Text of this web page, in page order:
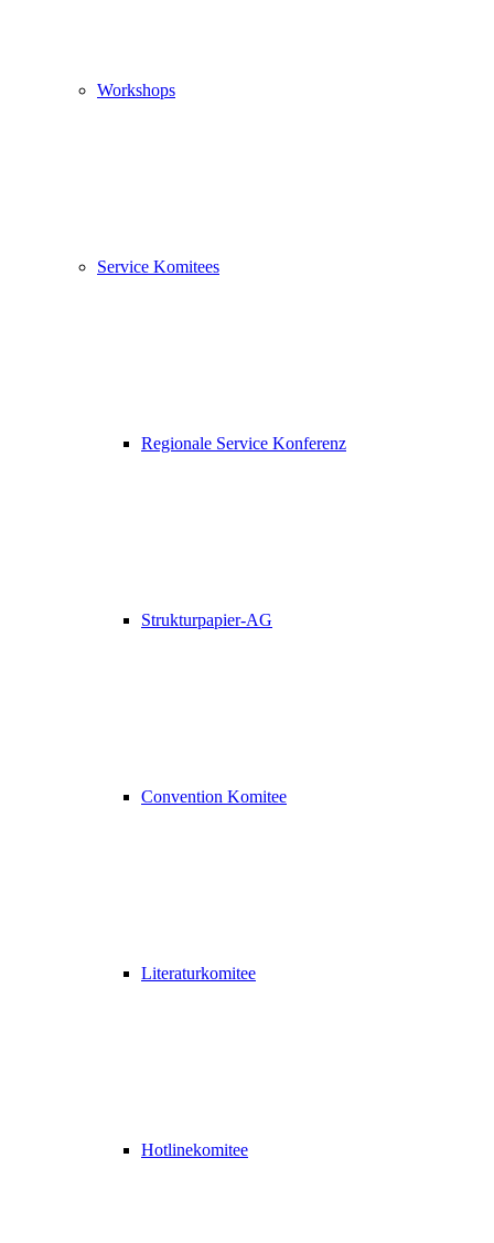
Workshops
Service Komitees
Regionale Service Konferenz
Strukturpapier-AG
Convention Komitee
Literaturkomitee
Hotlinekomitee